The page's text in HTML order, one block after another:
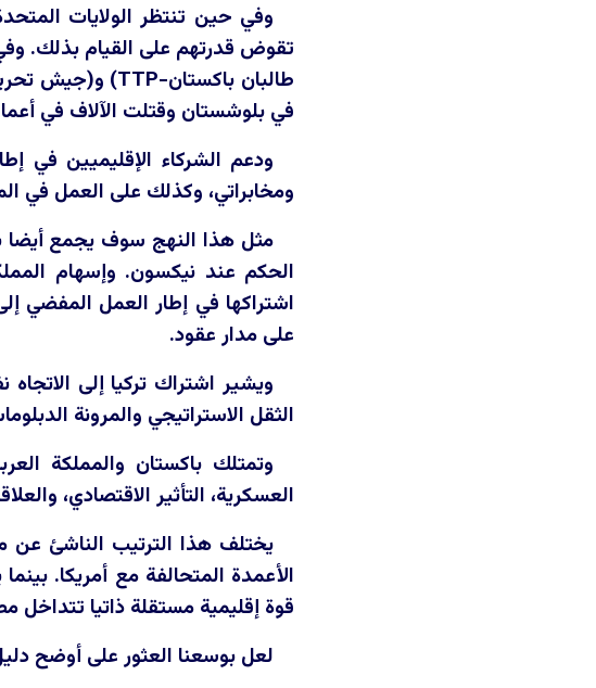
وفي حين تنتظر الولايات
تقوض قدرتهم على القيام بذلك.
طالبان باكستان-TTP) و(جيش
في بلوشستان وقتلت الآلاف في
ودعم الشركاء الإقليميين في
ومخابراتي، وكذلك على العمل في
مثل هذا النهج سوف يجمع أيضا
الحكم عند نيكسون. وإسهام
اشتراكها في إطار العمل المفضي
على مدار عقود.
ويشير اشتراك تركيا إلى
الثقل الاستراتيجي والمرونة
وتمتلك باكستان والمملكة
العسكرية، التأثير الاقتصادي،
يختلف هذا الترتيب الناشئ
الأعمدة المتحالفة مع أمريكا.
قوة إقليمية مستقلة ذاتيا تتداخل
لعل بوسعنا العثور على أوضح